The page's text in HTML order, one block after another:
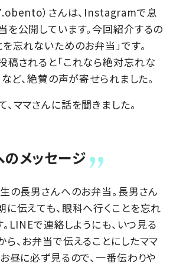
）さんは、Instagramで息
を公開しています。今回紹介するの
忘れないためのお弁当」です。
稿されると「これなら絶対忘れな
など、絶賛の声が寄せられました。
ママさんに話を聞きました。
メッセージ
の長男さんへのお弁当。長男さん
に伝えても、眼科へ行くことを忘れ
LINEで連絡しようにも、いつ見る
ら、お弁当で伝えることにしたママ
昼に必ず見るので、一番伝わりや